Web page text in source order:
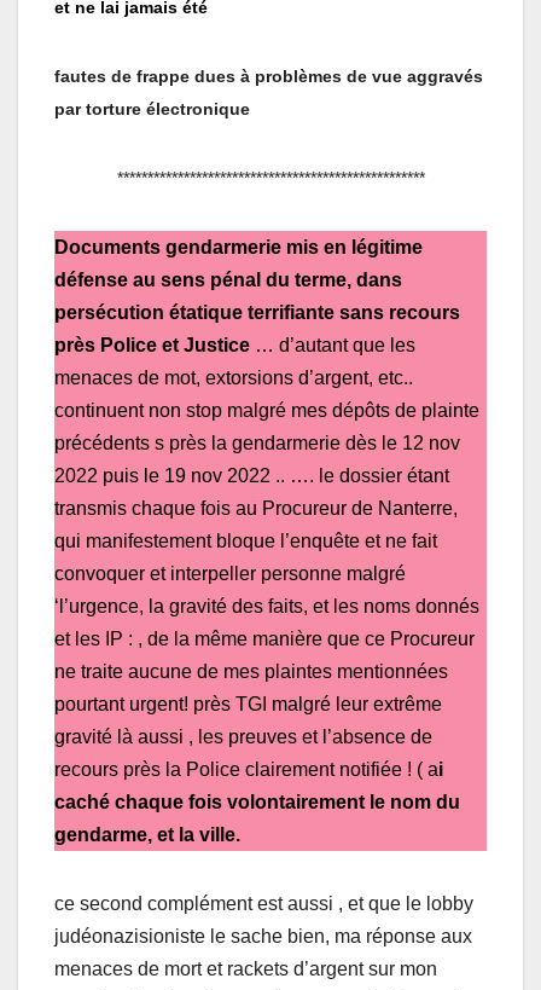
et ne lai jamais été
fautes de frappe dues à problèmes de vue aggravés
par torture électronique
***************************************************
Documents gendarmerie mis en légitime
défense au sens pénal du terme, dans
persécution étatique terrifiante sans recours
près Police et Justice … d’autant que les
menaces de mot, extorsions d’argent, etc..
continuent non stop malgré mes dépôts de plainte
précédents s près la gendarmerie dès le 12 nov
2022 puis le 19 nov 2022 .. …. le dossier étant
transmis chaque fois au Procureur de Nanterre,
qui manifestement bloque l’enquête et ne fait
convoquer et interpeller personne malgré
‘l’urgence, la gravité des faits, et les noms donnés
et les IP : , de la même manière que ce Procureur
ne traite aucune de mes plaintes mentionnées
pourtant urgent! près TGI malgré leur extrême
gravité là aussi , les preuves et l’absence de
recours près la Police clairement notifiée ! ( ai
caché chaque fois volontairement le nom du
gendarme, et la ville.
ce second complément est aussi , et que le lobby
judéonazisioniste le sache bien, ma réponse aux
menaces de mort et rackets d’argent sur mon